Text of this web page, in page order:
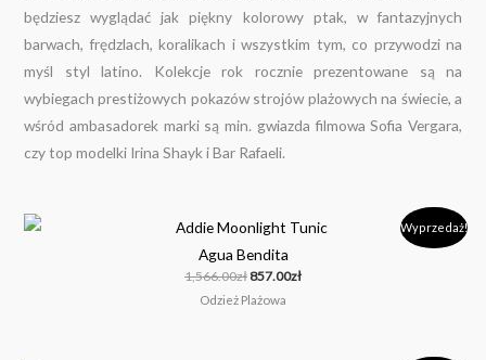
będziesz wyglądać jak piękny kolorowy ptak, w fantazyjnych
barwach, frędzlach, koralikach i wszystkim tym, co przywodzi na
myśl styl latino. Kolekcje rok rocznie prezentowane są na
wybiegach prestiżowych pokazów strojów plażowych na świecie, a
wśród ambasadorek marki są min. gwiazda filmowa Sofia Vergara,
czy top modelki Irina Shayk i Bar Rafaeli.
Wyprzedaż!
Agua Bendita
1,566.00zł
Pierwotna
cena
wynosiła:
1,566.00zł.
857.00zł
Aktualna
cena
857.00zł.
Odzież Plażowa